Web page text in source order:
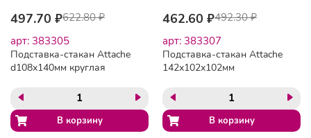
497.70 ₽622.80 ₽
арт: 383305
Подставка-стакан Attache
d108х140мм круглая
462.60 ₽492.30 ₽
арт: 383307
Подставка-стакан Attache
142х102x102мм
серебр